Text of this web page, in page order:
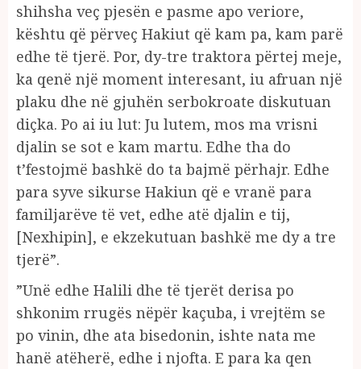
shihsha veç pjesën e pasme apo veriore,
kështu që përveç Hakiut që kam pa, kam parë
edhe të tjerë. Por, dy-tre traktora përtej meje,
ka qenë një moment interesant, iu afruan një
plaku dhe në gjuhën serbokroate diskutuan
diçka. Po ai iu lut: Ju lutem, mos ma vrisni
djalin se sot e kam martu. Edhe tha do
t’festojmë bashkë do ta bajmë përhajr. Edhe
para syve sikurse Hakiun që e vranë para
familjarëve të vet, edhe atë djalin e tij,
[Nexhipin], e ekzekutuan bashkë me dy a tre
tjerë”.
”Unë edhe Halili dhe të tjerët derisa po
shkonim rrugës nëpër kaçuba, i vrejtëm se
po vinin, dhe ata bisedonin, ishte nata me
hanë atëherë, edhe i njofta. E para ka qen